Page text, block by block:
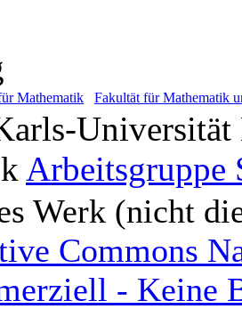
Mathematik Fakultät für Mathematik
Universität
Arbeitsgruppe
Werk (nicht
Commons
- Keine